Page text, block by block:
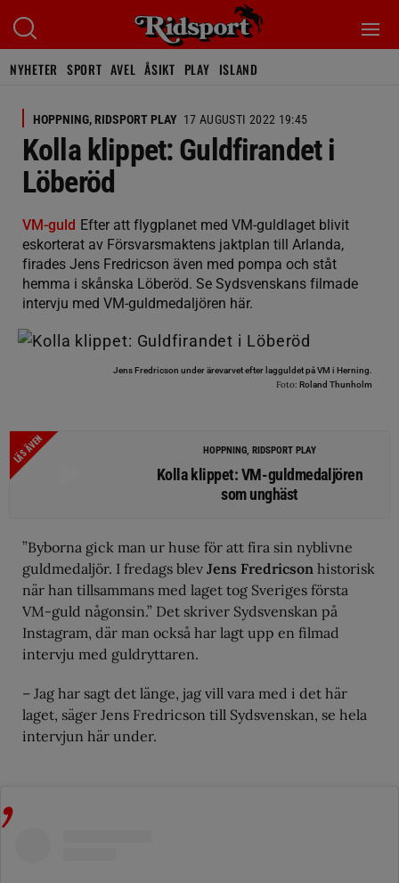
NYHETER SPORT AVEL ÅSIKT PLAY ISLAND
HOPPNING, RIDSPORT PLAY 17 AUGUSTI 2022 19:45
Kolla klippet: Guldfirandet i
Löberöd
VM-guld Efter att flygplanet med VM-guldlaget blivit
eskorterat av Försvarsmaktens jaktplan till Arlanda,
firades Jens Fredricson även med pompa och ståt
hemma i skånska Löberöd. Se Sydsvenskans filmade
intervju med VM-guldmedaljören här.
Jens Fredricson under ärevarvet efter lagguldet på VM i Herning.
Foto: Roland Thunholm
LÄS ÄVEN HOPPNING, RIDSPORT PLAY
Kolla klippet: VM-guldmedaljören
som unghäst
”Byborna gick man ur huse för att fira sin nyblivne
guldmedaljör. I fredags blev Jens Fredricson historisk
när han tillsammans med laget tog Sveriges första
VM-guld någonsin.” Det skriver Sydsvenskan på
Instagram, där man också har lagt upp en filmad
intervju med guldryttaren.
– Jag har sagt det länge, jag vill vara med i det här
laget, säger Jens Fredricson till Sydsvenskan, se hela
intervjun här under.